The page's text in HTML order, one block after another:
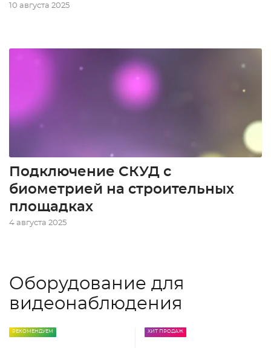
10 августа 2025
Подключение СКУД с
биометрией на строительных
площадках
4 августа 2025
Оборудование для
видеонаблюдения
РЕКОМЕНДУЕМ ХИТ ПРОДАЖ